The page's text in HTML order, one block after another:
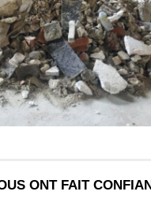
ONT FAIT